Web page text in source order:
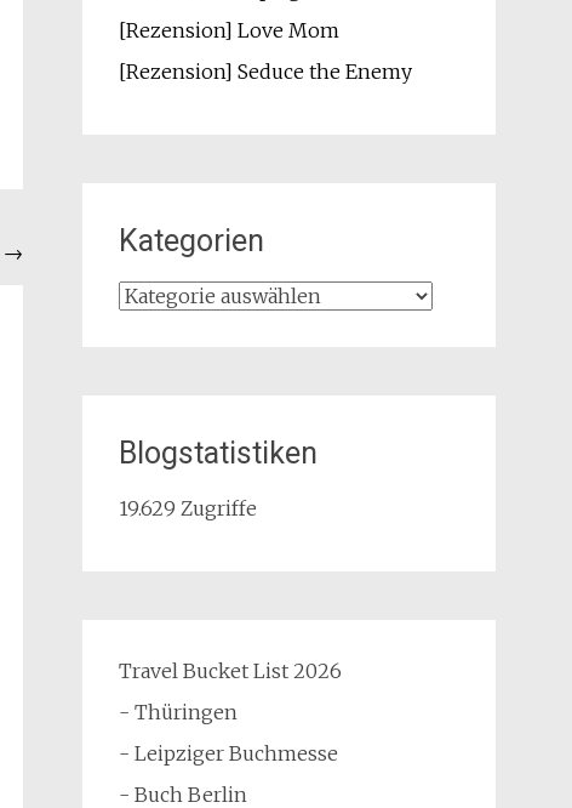
→
[Rezension] Love Mom
[Rezension] Seduce the Enemy
Kategorien
Kategorien
Blogstatistiken
19.629 Zugriffe
Travel Bucket List 2026
- Thüringen
- Leipziger Buchmesse
- Buch Berlin